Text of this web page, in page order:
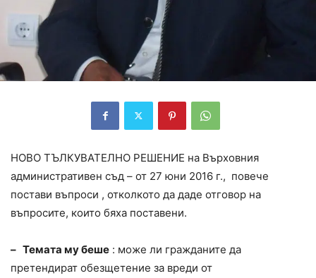
НОВО ТЪЛКУВАТЕЛНО РЕШЕНИЕ на Върховния
административен съд – от 27 юни 2016 г., повече
постави въпроси , отколкото да даде отговор на
въпросите, които бяха поставени.
– Темата му беше : може ли гражданите да
претендират обезщетение за вреди от